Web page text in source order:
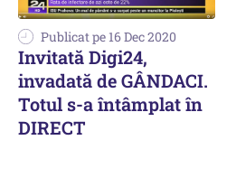
Publicat pe 16 Dec 2020
Invitată Digi24,
invadată de GÂNDACI.
Totul s-a întâmplat în
DIRECT